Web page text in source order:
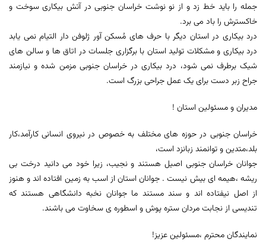
جمله را باید خط زد و از نو نوشت خراسان جنوبی در آتش بیکاری سوخت و
خاکسترش را باد می برد.
درد بیکاری در استان دیگر با حرف های مُسکن آور ژلوفن دار التیام نمی یابد
درد بیکاری و مشکلات تولید استان با برگزاری جلسات در اتاق ها و سالن های
شیک برطرف نمی شود، درد بیکاری در خراسان جنوبی مزمن شده و نیازمند
جراح زبر دست برای یک عمل جراحی بزرگ است.
مدیران و مسئولین استان !
خراسان جنوبی در حوزه های مختلف به خصوص در نیروی انسانی کارآمد،کار
بلد،متدین و توانمند زبانزد است،
جوانان خراسان جنوبی اصیل هستند و نجیب، زیرا خود می دانید درخت بی
ریشه ،هیمه ای بیش نیست . جوانان استان از اسب به زمین افتاده اند و هنوز
از اصل نیفتاده اند و سند مستند ما جوانان نخبه دانشگاهی هستند که
تندیسی از نجابت مردان ستره پوش و اسطوره ی سخاوت می باشند.
نمایندگان محترم ،مسئولین عزیز!